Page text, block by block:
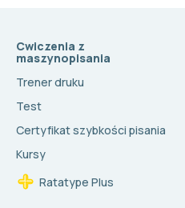
Cwiczenia z
maszynopisania
Trener druku
Test
Certyfikat szybkości pisania
Kursy
Ratatype Plus